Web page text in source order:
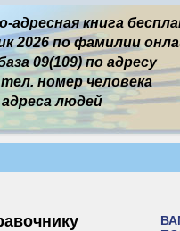
адресная книга
2026 по фамилии
09(109) по адресу
номер человека
людей